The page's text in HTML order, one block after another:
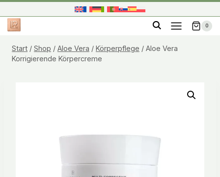
Inhalt
springen
0
Start / Shop / Aloe Vera / Körperpflege / Aloe Vera
Korrigierende Körpercreme